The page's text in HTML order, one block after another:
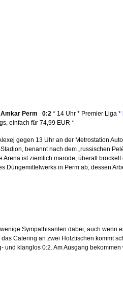
Amkar Perm 0:2 * 14 Uhr * Premier Liga *
einfach für 74,99 EUR *
gegen 13 Uhr an der Metrostation
benannt nach dem „russischen
Arena ist ziemlich marode, überall
Düngemittelwerks in Perm ab, dessen
Sympathisanten dabei, auch
Catering an zwei Holztischen kommt
und klanglos 0:2. Am Ausgang